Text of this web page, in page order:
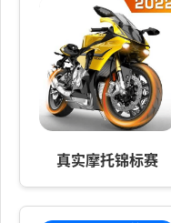
真实摩托锦标赛